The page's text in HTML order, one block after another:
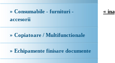
» Consumabile - furnituri -
accesorii
» Copiatoare / Multifunctionale
» Echipamente finisare documente
«